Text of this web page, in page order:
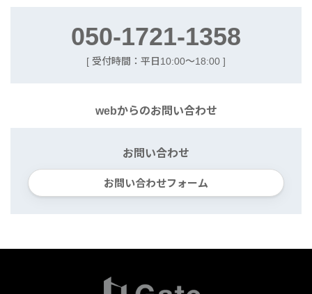
050-1721-1358
[ 受付時間：平日10:00〜18:00 ]
webからのお問い合わせ
お問い合わせ
お問い合わせフォーム